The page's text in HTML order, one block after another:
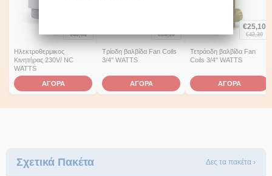
€40,50
Ηλεκτροθερμικος
Κινητήρας 230V/ NC
WATTS
ΑΓΟΡΑ
€34,10
Τρίοδη βαλβίδα Fan Coils
3/4'' WATTS
ΑΓΟΡΑ
€25,10
€42,30
Τετράοδη βαλβίδα Fan
Coils 3/4'' WATTS
ΑΓΟΡΑ
Σχετικά Πακέτα Δες τα πακέτα ›